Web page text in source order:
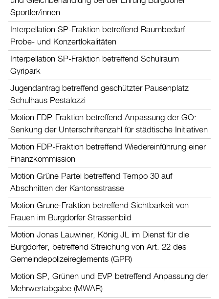
Sportler/innen
Interpellation SP-Fraktion betreffend Raumbedarf
Probe- und Konzertlokalitäten
Interpellation SP-Fraktion betreffend Schulraum
Gyripark
Jugendantrag betreffend geschützter Pausenplatz
Schulhaus Pestalozzi
Motion FDP-Fraktion betreffend Anpassung der GO:
Senkung der Unterschriftenzahl für städtische Initiativen
Motion FDP-Fraktion betreffend Wiedereinführung einer
Finanzkommission
Motion Grüne Partei betreffend Tempo 30 auf
Abschnitten der Kantonsstrasse
Motion Grüne-Fraktion betreffend Sichtbarkeit von
Frauen im Burgdorfer Strassenbild
Motion Jonas Lauwiner, König JL im Dienst für die
Burgdorfer, betreffend Streichung von Art. 22 des
Gemeindepolizeireglements (GPR)
Motion SP, Grünen und EVP betreffend Anpassung der
Mehrwertabgabe (MWAR)